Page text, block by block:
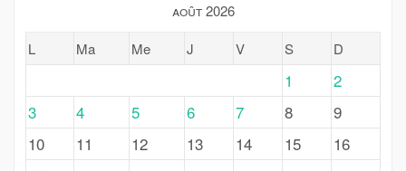
août 2026
L
Ma Me J V S D
1
2
3
4 5 6 7 8
9
10
11 12 13 14 15
16